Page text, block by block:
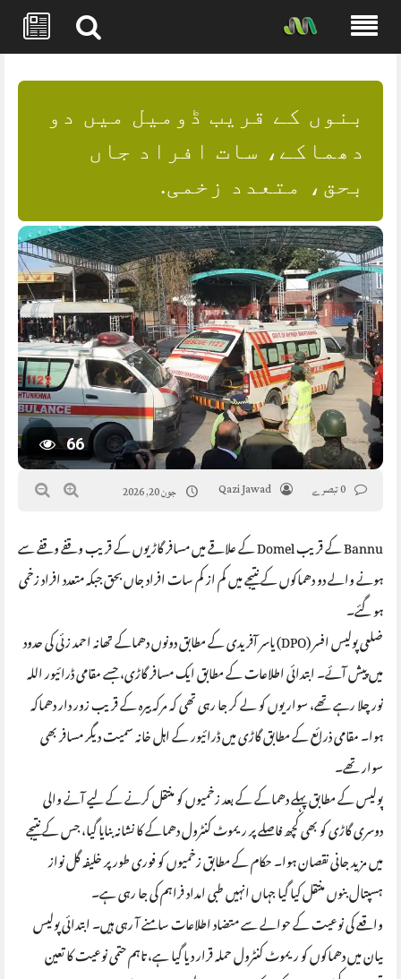
content
بنوں کے قریب ڈومیل میں دو
دھماکے، سات افراد جاں
بحق، متعدد زخمی.
66
Qazi Jawad جون 20, 2026
Bannu کے قریب Domel کے علاقے میں مسافر گاڑیوں کے قریب وقفے وقفے سے
ہونے والے دو دھماکوں کے نتیجے میں کم از کم سات افراد جاں بحق جبکہ متعدد افراد زخمی
ہو گئے۔
ضلعی پولیس افسر (DPO) یاسر آفریدی کے مطابق دونوں دھماکے تھانہ احمد زئی کی حدود
میں پیش آئے۔ ابتدائی اطلاعات کے مطابق ایک مسافر گاڑی، جسے مقامی ڈرائیور اللہ
نور چلا رہے تھے، سواریوں کو لے کر جا رہی تھی کہ مرکہ بیرہ کے قریب زور دار دھماکہ
ہوا۔ مقامی ذرائع کے مطابق گاڑی میں ڈرائیور کے اہل خانہ سمیت دیگر مسافر بھی
سوار تھے۔
پولیس کے مطابق پہلے دھماکے کے بعد زخمیوں کو منتقل کرنے کے لیے آنے والی
دوسری گاڑی کو بھی کچھ فاصلے پر ریموٹ کنٹرول دھماکے کا نشانہ بنایا گیا، جس کے نتیجے
میں مزید جانی نقصان ہوا۔ حکام کے مطابق زخمیوں کو فوری طور پر خلیفہ گل نواز
ہسپتال بنوں منتقل کیا گیا جہاں انہیں طبی امداد فراہم کی جا رہی ہے۔
واقعے کی نوعیت کے حوالے سے متضاد اطلاعات سامنے آ رہی ہیں۔ ابتدائی پولیس
بیان میں دھماکوں کو ریموٹ کنٹرول حملہ قرار دیا گیا ہے، تاہم حتمی نوعیت کا تعین